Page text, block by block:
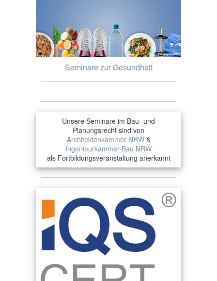
Seminare zur Gesundheit
Unsere Seminare im Bau- und
Planungsrecht sind von
Architektenkammer NRW&
Ingenieurkammer-Bau NRW
als Fortbildungsveranstaltung anerkannt